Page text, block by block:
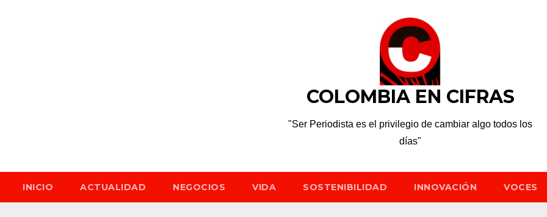
COLOMBIA EN CIFRAS
"Ser Periodista es el privilegio de cambiar algo todos los
días"
INICIO ACTUALIDAD NEGOCIOS VIDA SOSTENIBILIDAD INNOVACIÓN VOCES